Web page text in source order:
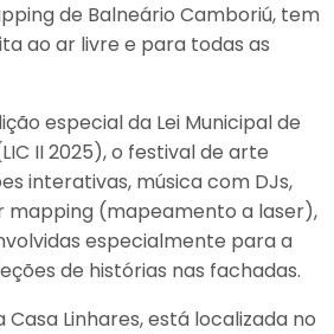
de Balneário Camboriú, tem
ao ar livre e para todas as
especial da Lei Municipal de
II 2025), o festival de arte
interativas, música com DJs,
mapping (mapeamento a laser),
especialmente para a
de histórias nas fachadas.
Linhares, está localizada no